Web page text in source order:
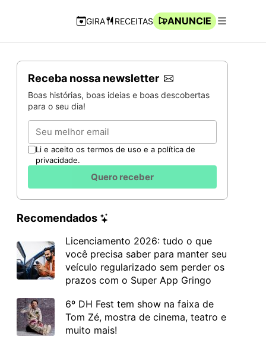
Navegação Rápida
GIRA RECEITAS
ANUNCIE
Receba nossa newsletter
Boas histórias, boas ideias e boas descobertas
para o seu dia!
Email
Li e aceito os termos de uso e a política de
privacidade.
Quero receber
Recomendados
Licenciamento 2026: tudo o que
você precisa saber para manter seu
veículo regularizado sem perder os
prazos com o Super App Gringo
6º DH Fest tem show na faixa de
Tom Zé, mostra de cinema, teatro e
muito mais!